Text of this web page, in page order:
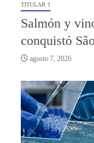
TITULAR 1
Salmón y
conquistó
agosto 7, 2026